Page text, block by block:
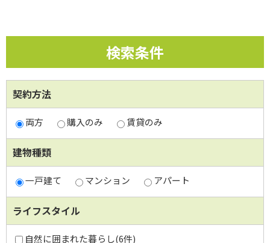
検索条件
契約方法
両方 購入のみ 賃貸のみ
建物種類
一戸建て マンション アパート
ライフスタイル
自然に囲まれた暮らし(6件)